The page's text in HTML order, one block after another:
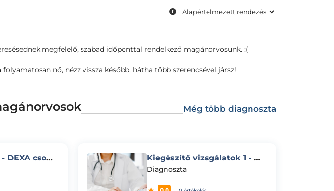
megfelelő, szabad időponttal rendelkező magánorvosunk. :(
nő, nézz vissza később, hátha több szerencsével jársz!
Még több diagnoszta
Margit Medical - DEXA csontsűrűségmérés vizsgálat Kiegészítő vizsgálatok 1 - Doktor24 CityZen
Diagnoszta